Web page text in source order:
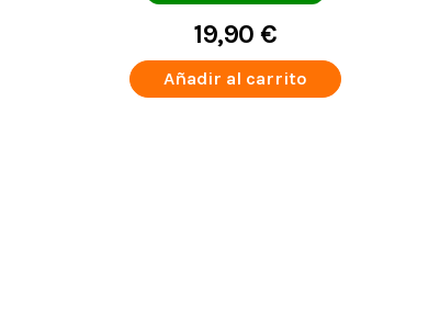
19,90 €
Añadir al carrito